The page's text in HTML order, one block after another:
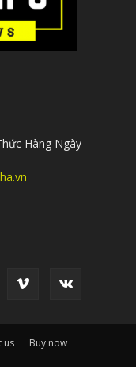
Hàng Ngày
us Buy now